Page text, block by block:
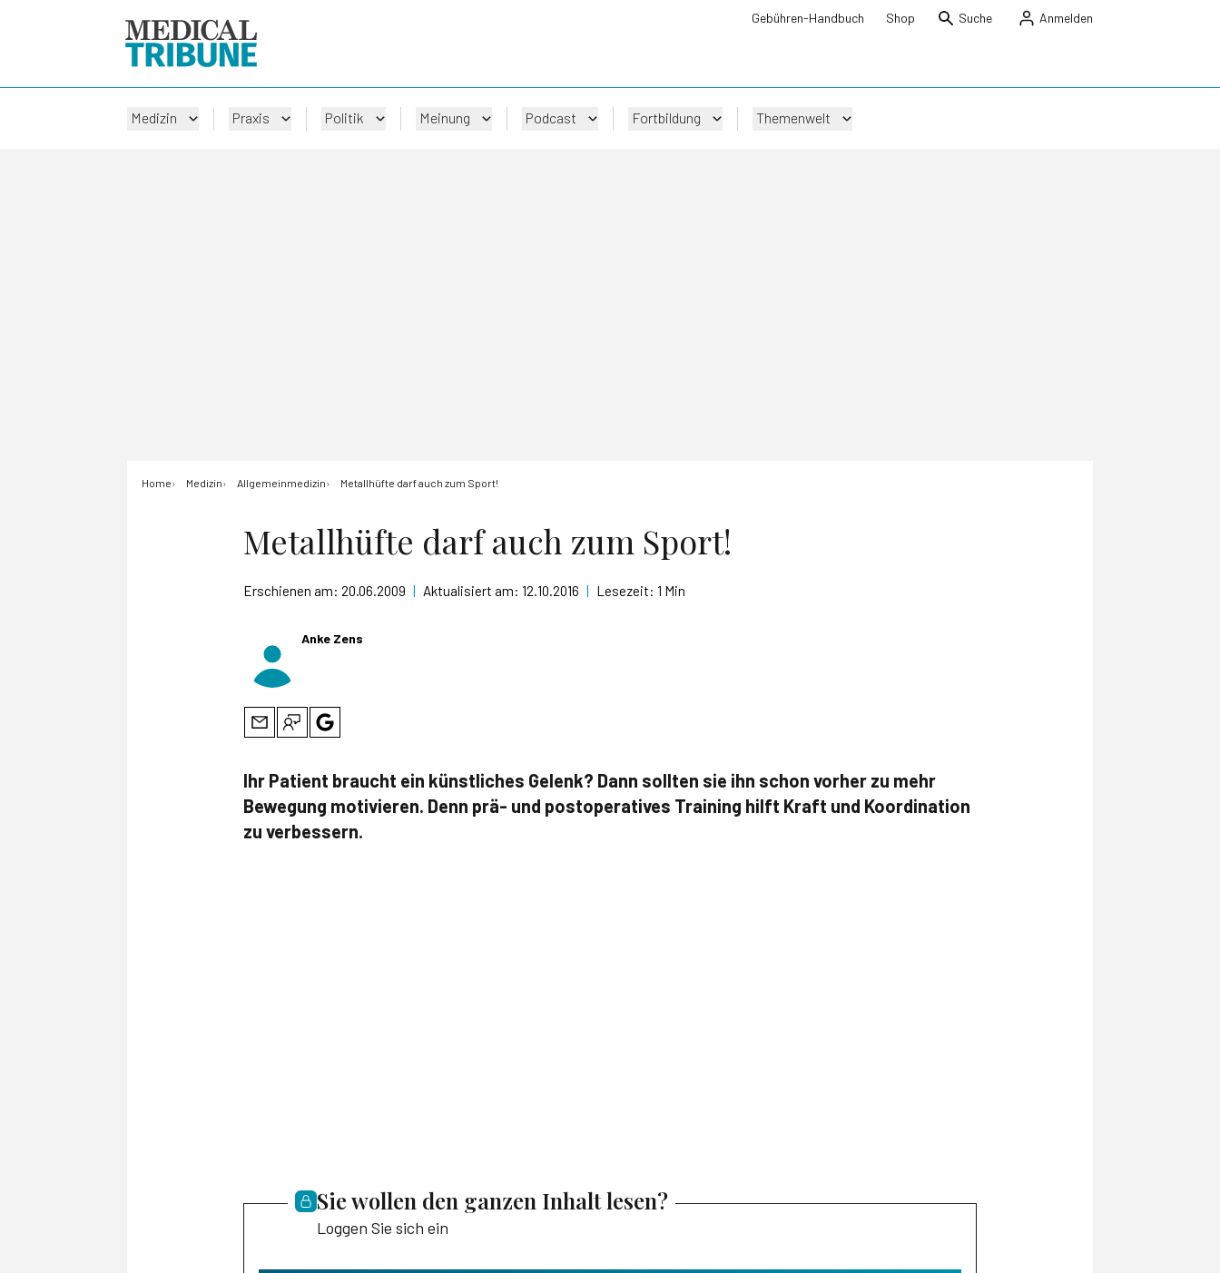
Gebühren-Handbuch Shop Suche Anmelden
Medizin Praxis Politik Meinung Podcast Fortbildung Themenwelt
Home Medizin Allgemeinmedizin Metallhüfte darf auch zum Sport!
Metallhüfte darf auch zum Sport!
Erschienen am: 20.06.2009 | Aktualisiert am: 12.10.2016 | Lesezeit: 1 Min
Anke Zens
Ihr Patient braucht ein künstliches Gelenk? Dann sollten sie ihn schon vorher zu mehr
Bewegung motivieren. Denn prä- und postoperatives Training hilft Kraft und Koordination
zu verbessern.
Sie wollen den ganzen Inhalt lesen?
Loggen Sie sich ein